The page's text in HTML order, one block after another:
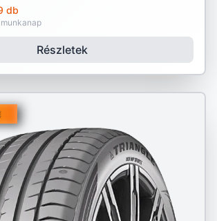
db
Részletek